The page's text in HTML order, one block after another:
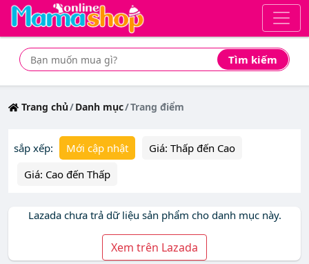
Tìm kiếm
Tìm mua sản phẩm giá rẻ nhất
Trang chủ Danh mục Trang điểm
sắp xếp: Mới cập nhật
Giá: Thấp đến Cao
Giá: Cao đến Thấp
Lazada chưa trả dữ liệu sản phẩm cho danh mục này.
Xem trên Lazada